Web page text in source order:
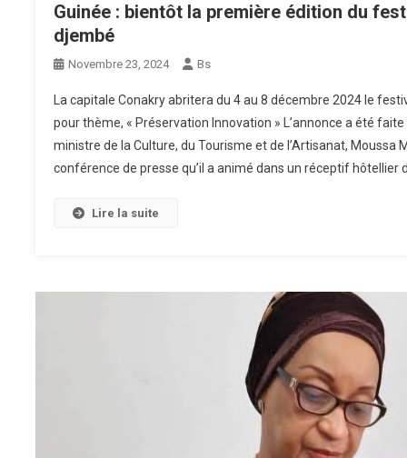
Guinée : bientôt la première édition du
djembé
Novembre 23, 2024 Bs
La capitale Conakry abritera du 4 au 8 décembre 2024 le
pour thème, « Préservation Innovation » L’annonce a été
ministre de la Culture, du Tourisme et de l’Artisanat, Moussa
conférence de presse qu’il a animé dans un réceptif hôtellier
Lire la suite